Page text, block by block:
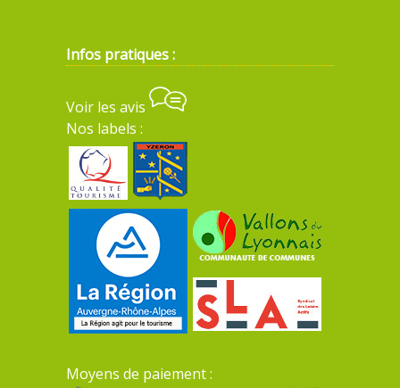
Infos pratiques :
Voir les avis
Nos labels :
Moyens de paiement :